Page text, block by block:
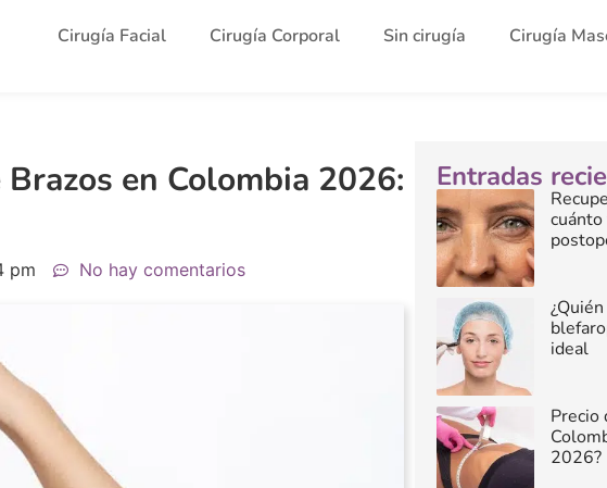
Cirugía Facial Cirugía Corporal Sin cirugía Cirugía
en Colombia 2026:
pm No hay comentarios
Entradas
ideal
Precio
2026?